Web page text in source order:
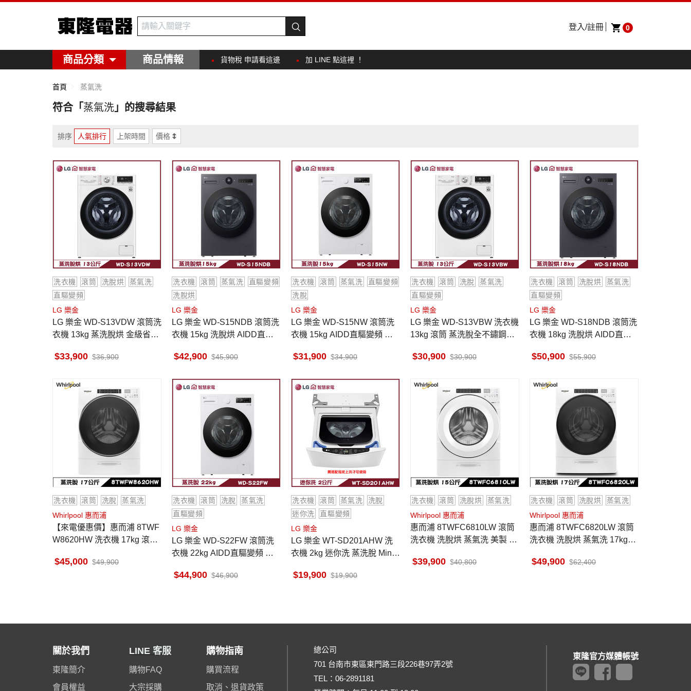
東隆電器
0
登入/註冊
商品分類 商品情報 貨物稅 申請看這邊 加 LINE 點這裡 ！
首頁 蒸氣洗
符合「 蒸氣洗 」的搜尋結果
排序 人氣排行 上架時間 價格
洗衣機 滾筒 洗脫烘
蒸氣洗
直驅變頻
LG 樂金
LG 樂金 WD-S13VDW 滾筒洗
衣機 13kg 蒸洗脫烘 金級省水
33,900 36,900
洗衣機 滾筒 蒸氣洗
直驅變頻
洗脫烘
LG 樂金
LG 樂金 WD-S15NDB 滾筒洗
衣機 15kg 洗脫烘 AIDD直驅
42,900 45,900
洗衣機 滾筒 蒸氣洗
直驅變頻
洗脫
LG 樂金
LG 樂金 WD-S15NW 滾筒洗
衣機 15kg AIDD直驅變頻 蒸
31,900 34,900
洗衣機 滾筒 洗脫
蒸氣洗
直驅變頻
LG 樂金
LG 樂金 WD-S13VBW 洗衣機
13kg 滾筒 蒸洗脫全不鏽鋼筒
30,900 30,900
洗衣機 滾筒 洗脫烘
蒸氣洗
直驅變頻
LG 樂金
LG 樂金 WD-S18NDB 滾筒洗
衣機 18kg 洗脫烘 AIDD直驅
50,900 55,900
洗衣機 滾筒 洗脫
蒸氣洗
Whirlpool 惠而浦
【來電優惠價】惠而浦 8TWF
W8620HW 洗衣機 17kg 滾筒
45,000 49,900
洗衣機 滾筒 洗脫
蒸氣洗
直驅變頻
LG 樂金
LG 樂金 WD-S22FW 滾筒洗
衣機 22kg AIDD直驅變頻 蒸
44,900 46,900
洗衣機 滾筒 蒸氣洗
洗脫
迷你洗
直驅變頻
LG 樂金
LG 樂金 WT-SD201AHW 洗
衣機 2kg 迷你洗 蒸洗脫 Mini
19,900 19,900
洗衣機 滾筒 洗脫烘
蒸氣洗
Whirlpool 惠而浦
惠而浦 8TWFC6810LW 滾筒
洗衣機 洗脫烘 蒸氣洗 美製 15
39,900 40,800
洗衣機 滾筒 洗脫烘
蒸氣洗
Whirlpool 惠而浦
惠而浦 8TWFC6820LW 滾筒
洗衣機 洗脫烘 蒸氣洗 17kg洗/
49,900 62,400
關於我們
東隆簡介
會員權益
LINE 客服
購物FAQ
大宗採購
購物指南
購買流程
取消、退貨政策
總公司
701 台南市東區東門路三段226巷97弄2號
TEL： 06-2891181
東隆官方媒體帳號